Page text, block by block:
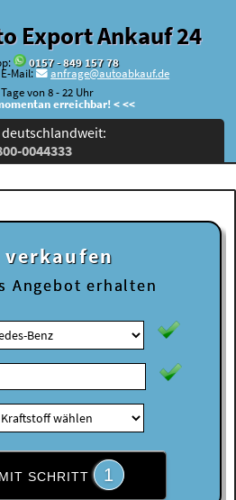
Export Ankauf 24
0157 - 849 157 78
Mail:
anfrage@autoabkauf.de
von 8 - 22 Uhr
erreichbar! < <<
0044333
verkaufen
Angebot erhalten
SCHRITT 1